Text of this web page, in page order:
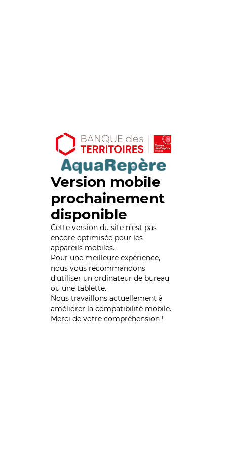
Version mobile
prochainement
disponible
Cette version du site n’est pas
encore optimisée pour les
appareils mobiles.
Pour une meilleure expérience,
nous vous recommandons
d'utiliser un ordinateur de bureau
ou une tablette.
Nous travaillons actuellement à
améliorer la compatibilité mobile.
Merci de votre compréhension !